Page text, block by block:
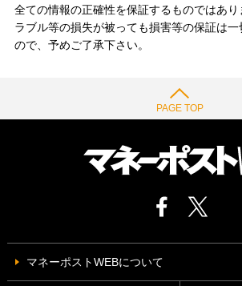
全ての情報の正確性を保証するものではあり
ラブル等の損失が被っても損害等の保証は
ので、予めご了承下さい。
PAGE TOP
マネーポストWEBについて